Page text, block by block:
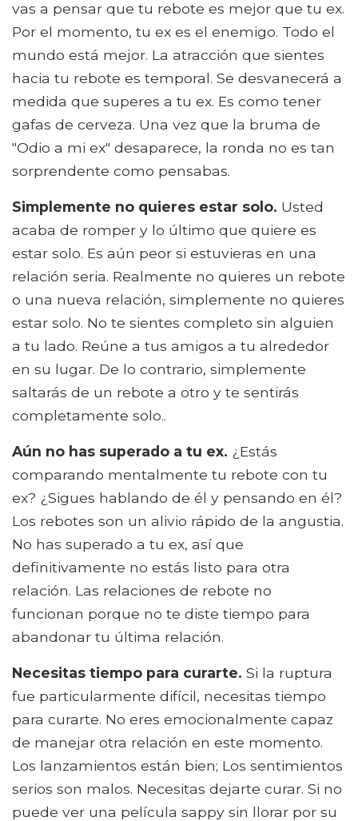
vas a pensar que tu rebote es mejor que tu ex.
Por el momento, tu ex es el enemigo. Todo el
mundo está mejor. La atracción que sientes
hacia tu rebote es temporal. Se desvanecerá a
medida que superes a tu ex. Es como tener
gafas de cerveza. Una vez que la bruma de
"Odio a mi ex" desaparece, la ronda no es tan
sorprendente como pensabas.
Simplemente no quieres estar solo. Usted
acaba de romper y lo último que quiere es
estar solo. Es aún peor si estuvieras en una
relación seria. Realmente no quieres un rebote
o una nueva relación, simplemente no quieres
estar solo. No te sientes completo sin alguien
a tu lado. Reúne a tus amigos a tu alrededor
en su lugar. De lo contrario, simplemente
saltarás de un rebote a otro y te sentirás
completamente solo..
Aún no has superado a tu ex. ¿Estás
comparando mentalmente tu rebote con tu
ex? ¿Sigues hablando de él y pensando en él?
Los rebotes son un alivio rápido de la angustia.
No has superado a tu ex, así que
definitivamente no estás listo para otra
relación. Las relaciones de rebote no
funcionan porque no te diste tiempo para
abandonar tu última relación.
Necesitas tiempo para curarte. Si la ruptura
fue particularmente difícil, necesitas tiempo
para curarte. No eres emocionalmente capaz
de manejar otra relación en este momento.
Los lanzamientos están bien; Los sentimientos
serios son malos. Necesitas dejarte curar. Si no
puede ver una película sappy sin llorar por su